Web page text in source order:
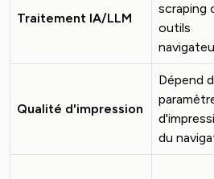
Traitement IA/LLM
scraping
outils
Qualité d'impression
Dépend
du